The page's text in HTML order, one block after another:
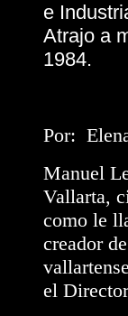
e
Atrajo a
1984.
Por:
Manuel
Vallarta,
como le
creador
el